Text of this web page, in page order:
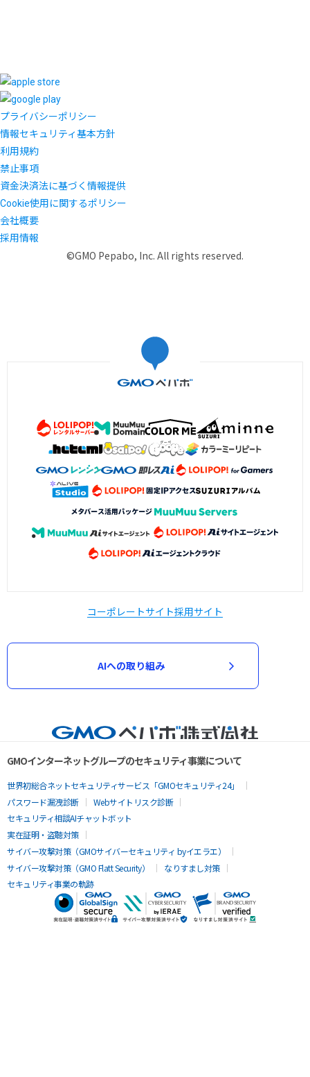
プライバシーポリシー
情報セキュリティ基本方針
利用規約
禁止事項
資金決済法に基づく情報提供
Cookie使用に関するポリシー
会社概要
採用情報
©GMO Pepabo, Inc. All rights reserved.
コーポレートサイト採用サイト
AIへの取り組み
GMOインターネットグループのセキュリティ事業について
世界初総合ネットセキュリティサービス「GMOセキュリティ24」
パスワード漏洩診断
Webサイトリスク診断
セキュリティ相談AIチャットボット
実在証明・盗聴対策
サイバー攻撃対策（GMOサイバーセキュリティ byイエラエ）
サイバー攻撃対策（GMO Flatt Security）
なりすまし対策
セキュリティ事業の軌跡